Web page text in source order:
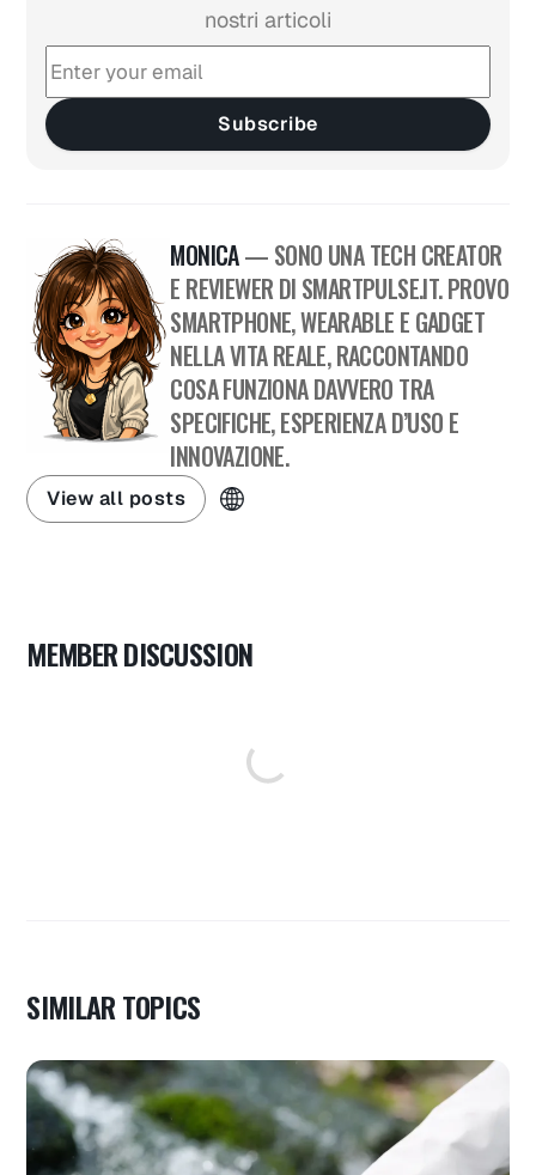
nostri articoli
Subscribe
MONICA— SONO UNA TECH CREATOR
E REVIEWER DI SMARTPULSE.IT. PROVO
SMARTPHONE, WEARABLE E GADGET
NELLA VITA REALE, RACCONTANDO
COSA FUNZIONA DAVVERO TRA
SPECIFICHE, ESPERIENZA D’USO E
INNOVAZIONE.
View all posts
MEMBER DISCUSSION
SIMILAR TOPICS